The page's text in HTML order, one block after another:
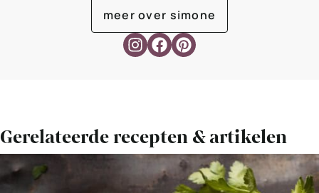
meer over simone
Gerelateerde recepten & artikelen
Bekijk
Ierse